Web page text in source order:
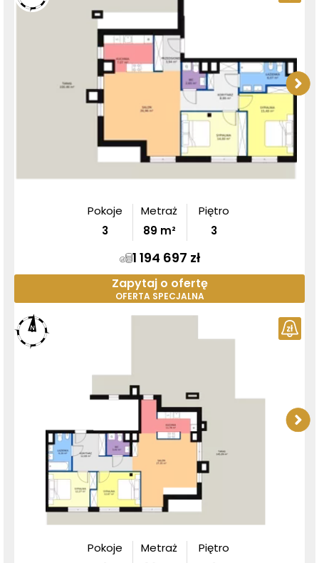
Pokoje
3
Metraż
89 m²
Piętro
3
1 194 697 zł
Zapytaj o ofertę
OFERTA SPECJALNA
Pokoje
Metraż
Piętro